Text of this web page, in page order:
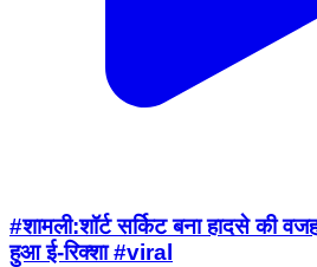
#शामली:शॉर्ट सर्किट बना हादसे की
हुआ ई-रिक्शा #viral